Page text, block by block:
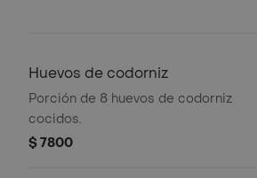
Huevos de codorniz
Porción de 8 huevos de codorniz
cocidos.
$ 7800